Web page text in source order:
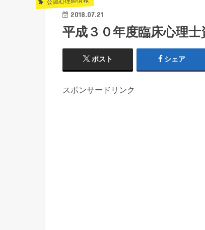
2018.07.21
平成３０年度臨床心理
ポスト シェア
スポンサードリンク